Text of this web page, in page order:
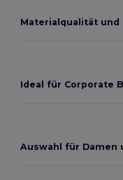
Materialqualität
Ideal für Corporate
Auswahl für Damen